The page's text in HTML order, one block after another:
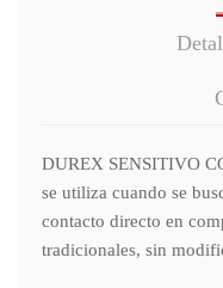
DUREX SENSITIVO
se utiliza cuando se
contacto directo en
tradicionales, sin